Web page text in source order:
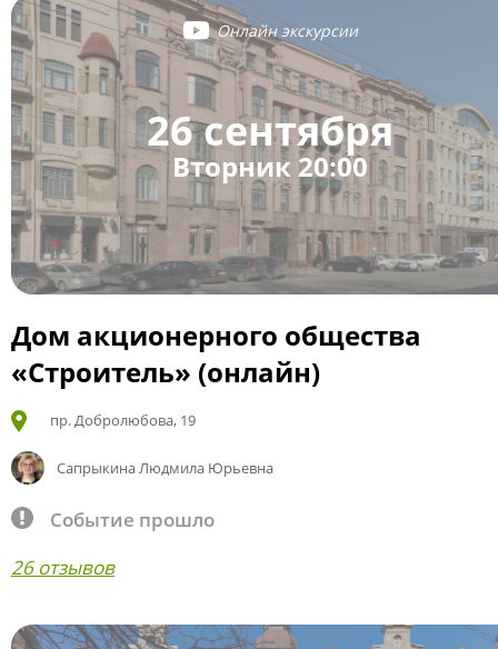
Онлайн экскурсии
26 сентября
Вторник 20:00
Дом акционерного общества
«Строитель» (онлайн)
пр. Добролюбова, 19
Сапрыкина Людмила Юрьевна
Событие прошло
26 отзывов